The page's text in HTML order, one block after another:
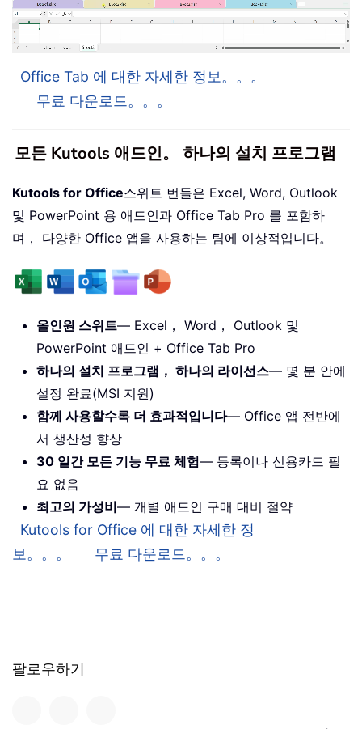
Office Tab 에 대한 자세한 정보。。。
무료 다운로드。。。
모든 Kutools 애드인。 하나의 설치 프로그램
Kutools for Office스위트 번들은 Excel, Word, Outlook
및 PowerPoint 용 애드인과 Office Tab Pro 를 포함하
며， 다양한 Office 앱을 사용하는 팀에 이상적입니다。
올인원 스위트— Excel， Word， Outlook 및
PowerPoint 애드인 + Office Tab Pro
하나의 설치 프로그램， 하나의 라이선스— 몇 분 안에
설정 완료(MSI 지원)
함께 사용할수록 더 효과적입니다— Office 앱 전반에
서 생산성 향상
30 일간 모든 기능 무료 체험— 등록이나 신용카드 필
요 없음
최고의 가성비— 개별 애드인 구매 대비 절약
Kutools for Office 에 대한 자세한 정
보。。。
무료 다운로드。。。
팔로우하기